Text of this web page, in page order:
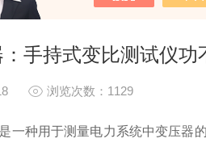
手持式变比测试仪功
18 浏览次数：1129
种用于测量电力系统中变压器的